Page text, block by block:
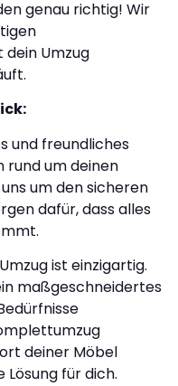
genau richtig! Wir
Umzug
und freundliches
rund um deinen
um den sicheren
dafür, dass alles
ist einzigartig.
maßgeschneidertes
deiner Möbel
für dich.